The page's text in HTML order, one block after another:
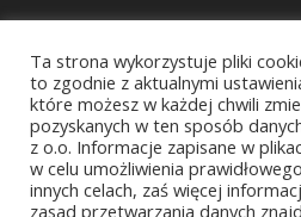
JESTEŚMY CZŁONKIEM POLSKIEJ IZBY KSIĄŻKI
Ta strona wykorzystuje pliki
to zgodnie z aktualnymi
które możesz w każdej chwili
pozyskanych w ten sposób
z o.o. Informacje zapisane w
w celu umożliwienia
innych celach, zaś więcej
zasad przetwarzania danych